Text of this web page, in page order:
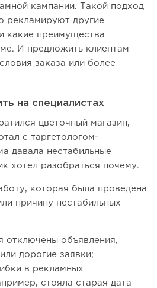
кампании. Такой подход
рекламируют другие
какие преимущества
И предложить клиентам
заказа или более
на специалистах
цветочный магазин,
с таргетологом-
давала нестабильные
хотел разобраться почему.
которая была проведена
причину нестабильных
отключены объявления,
дорогие заявки;
в рекламных
стояла старая дата